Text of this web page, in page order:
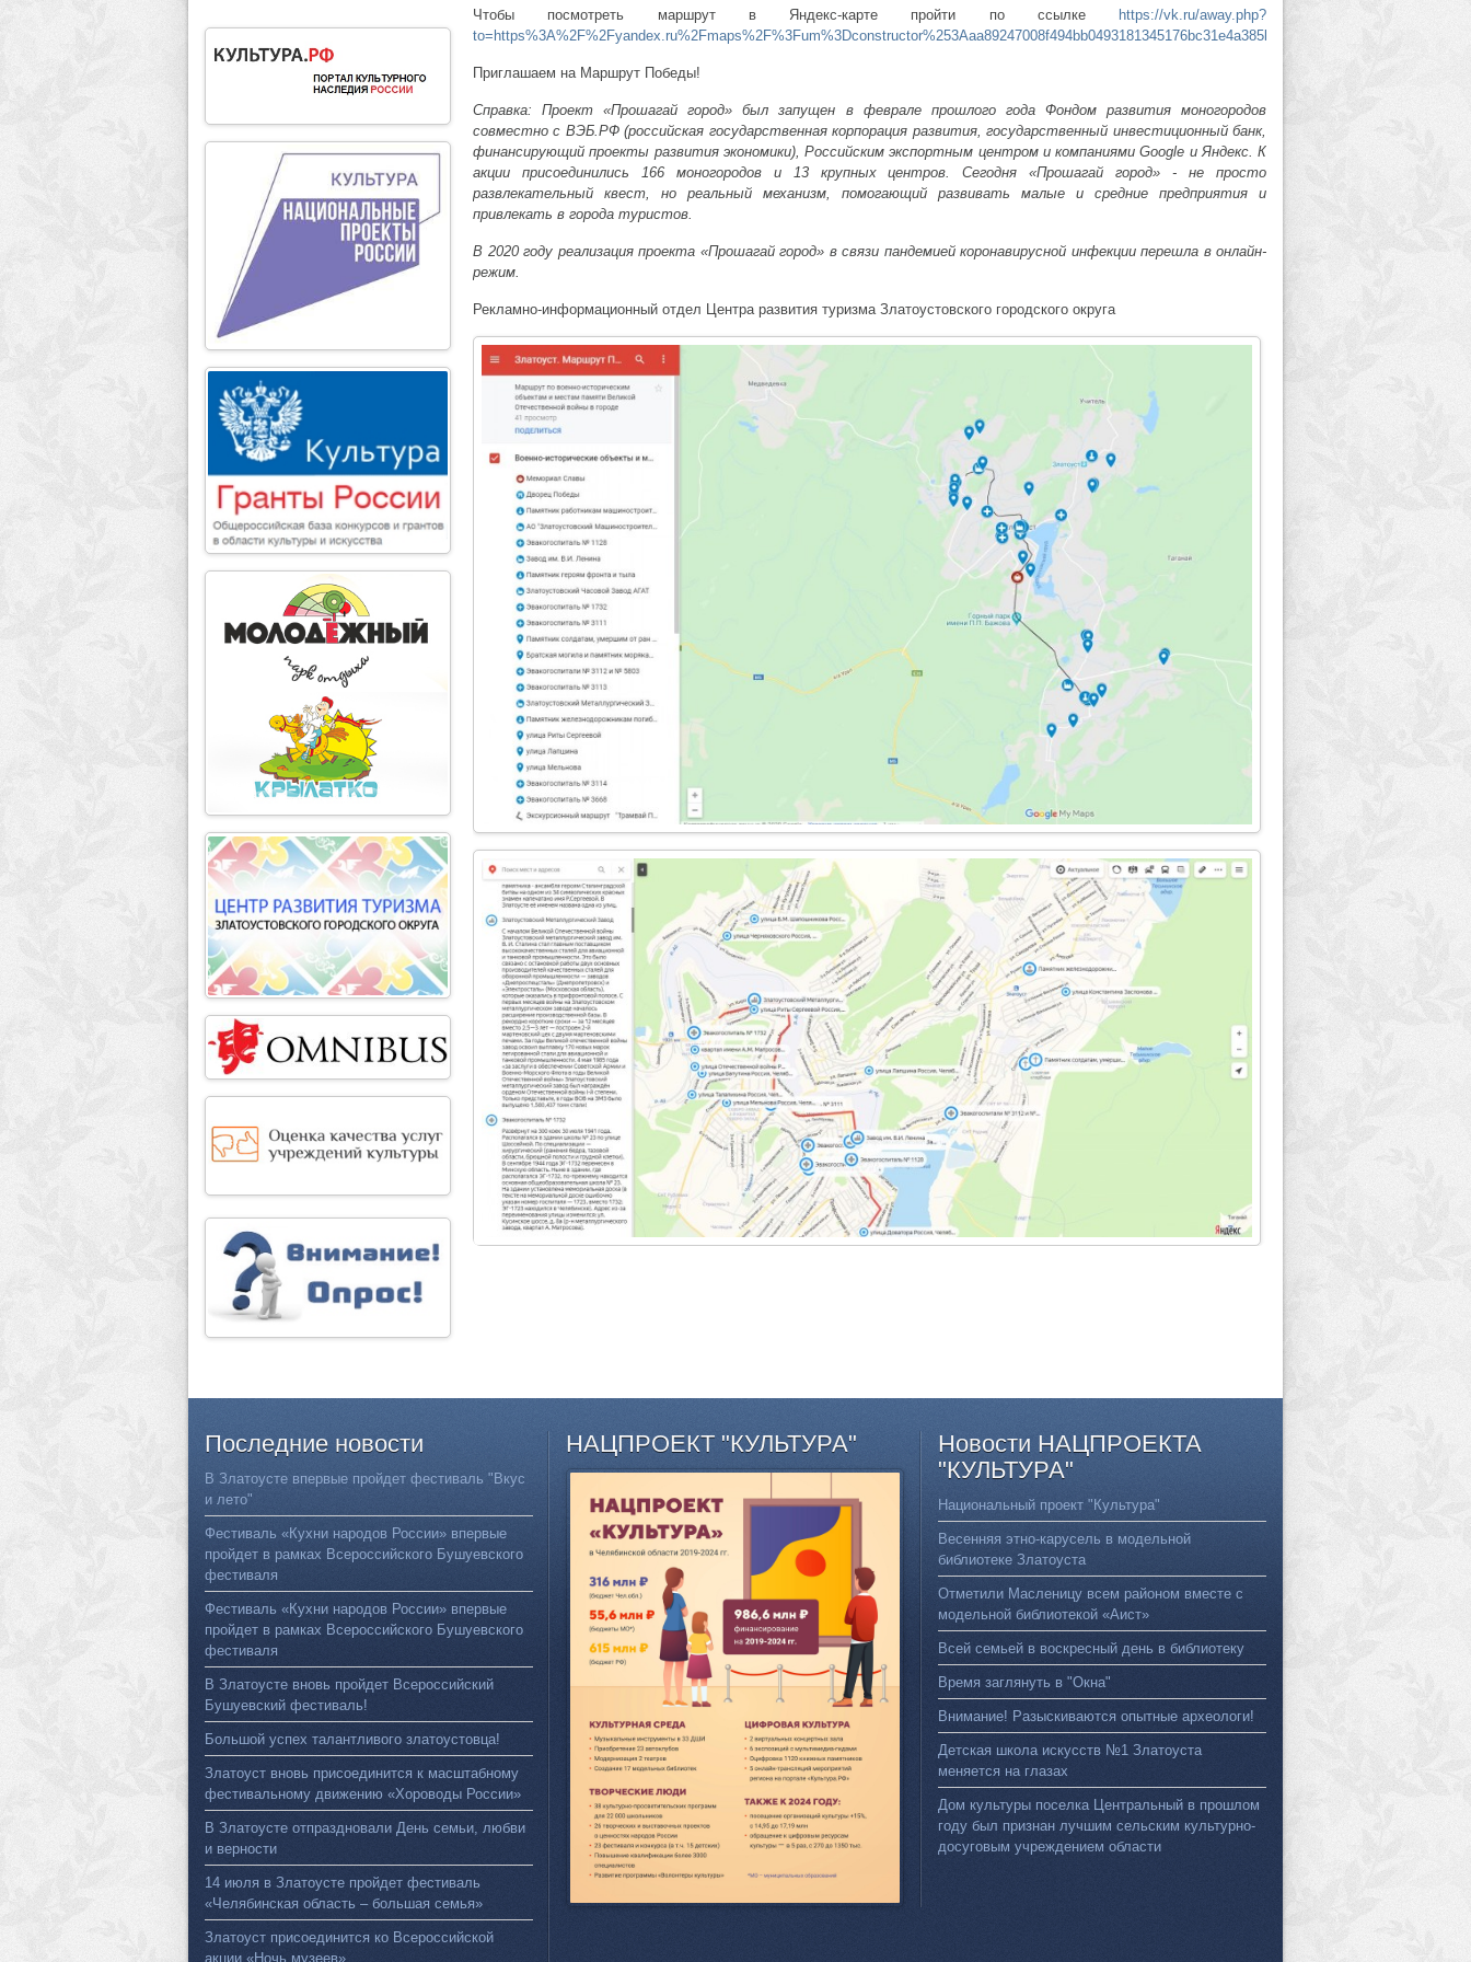
Чтобы посмотреть маршрут в Яндекс-карте пройти по ссылке
https://vk.ru/away.php?
Приглашаем на Маршрут Победы!
Справка: Проект «Прошагай город» был запущен в феврале прошлого года Фондом развития моногородов
совместно с ВЭБ.РФ (российская государственная корпорация развития, государственный инвестиционный банк,
финансирующий проекты развития экономики), Российским экспортным центром и компаниями Google и Яндекс. К
акции присоединились 166 моногородов и 13 крупных центров. Сегодня «Прошагай город» - не просто
развлекательный квест, но реальный механизм, помогающий развивать малые и средние предприятия и
привлекать в города туристов.
В 2020 году реализация проекта «Прошагай город» в связи пандемией коронавирусной инфекции перешла в онлайн-
режим.
Рекламно-информационный отдел Центра развития туризма Златоустовского городского округа
Последние новости
В Златоусте впервые пройдет фестиваль "Вкус
и лето"
Фестиваль «Кухни народов России» впервые
пройдет в рамках Всероссийского Бушуевского
фестиваля
Фестиваль «Кухни народов России» впервые
пройдет в рамках Всероссийского Бушуевского
фестиваля
В Златоусте вновь пройдет Всероссийский
Бушуевский фестиваль!
Большой успех талантливого златоустовца!
Златоуст вновь присоединится к масштабному
фестивальному движению «Хороводы России»
В Златоусте отпраздновали День семьи, любви
и верности
14 июля в Златоусте пройдет фестиваль
«Челябинская область – большая семья»
Златоуст присоединится ко Всероссийской
акции «Ночь музеев»
НАЦПРОЕКТ "КУЛЬТУРА" Новости НАЦПРОЕКТА
"КУЛЬТУРА"
Национальный проект "Культура"
Весенняя этно-карусель в модельной
библиотеке Златоуста
Отметили Масленицу всем районом вместе с
модельной библиотекой «Аист»
Всей семьей в воскресный день в библиотеку
Время заглянуть в "Окна"
Внимание! Разыскиваются опытные археологи!
Детская школа искусств №1 Златоуста
меняется на глазах
Дом культуры поселка Центральный в прошлом
году был признан лучшим сельским культурно-
досуговым учреждением области